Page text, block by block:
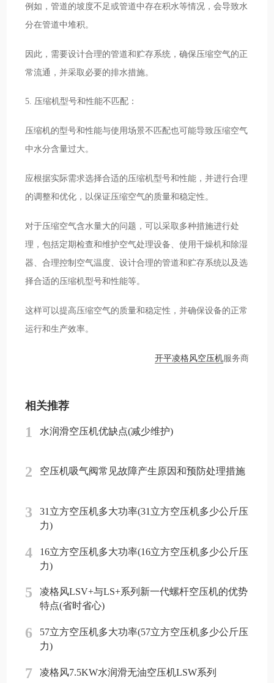
例如，管道的坡度不足或管道中存在积水等情况，会导致水
分在管道中堆积。
因此，需要设计合理的管道和贮存系统，确保压缩空气的正
常流通，并采取必要的排水措施。
5. 压缩机型号和性能不匹配：
压缩机的型号和性能与使用场景不匹配也可能导致压缩空气
中水分含量过大。
应根据实际需求选择合适的压缩机型号和性能，并进行合理
的调整和优化，以保证压缩空气的质量和稳定性。
对于压缩空气含水量大的问题，可以采取多种措施进行处
理，包括定期检查和维护空气处理设备、使用干燥机和除湿
器、合理控制空气温度、设计合理的管道和贮存系统以及选
择合适的压缩机型号和性能等。
这样可以提高压缩空气的质量和稳定性，并确保设备的正常
运行和生产效率。
开平凌格风空压机服务商
相关推荐
1 水润滑空压机优缺点(减少维护)
2 空压机吸气阀常见故障产生原因和预防处理措施
3
31立方空压机多大功率(31立方空压机多少公斤压
力)
4
16立方空压机多大功率(16立方空压机多少公斤压
力)
5
凌格风LSV+与LS+系列新一代螺杆空压机的优势
特点(省时省心)
6
57立方空压机多大功率(57立方空压机多少公斤压
力)
7 凌格风7.5KW水润滑无油空压机LSW系列